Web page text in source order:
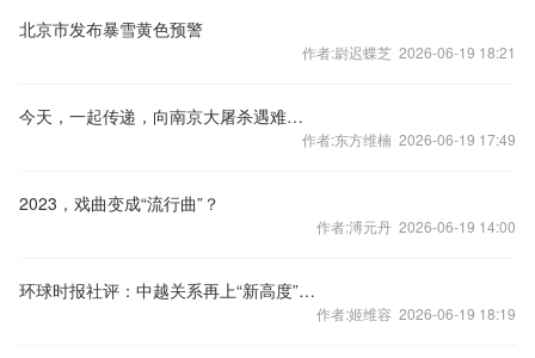
北京市发布暴雪黄色预警
作者:尉迟蝶芝 2026-06-19 18:21
今天，一起传递，向南京大屠杀遇难同胞致哀！
作者:东方维楠 2026-06-19 17:49
2023，戏曲变成“流行曲”？
作者:溥元丹 2026-06-19 14:00
环球时报社评：中越关系再上“新高度”令人期待
作者:姬维容 2026-06-19 18:19